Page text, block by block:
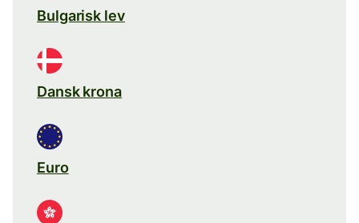
Bulgarisk lev
Dansk krona
Euro